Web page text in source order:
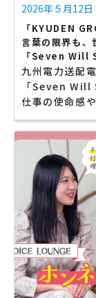
2026年５月12日
「KYUDEN
言葉の限界も、
「Seven Will
九州電力送配
「Seven Will
仕事の使命感